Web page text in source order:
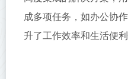
成多项任务，如办公协
升了工作效率和生活便利